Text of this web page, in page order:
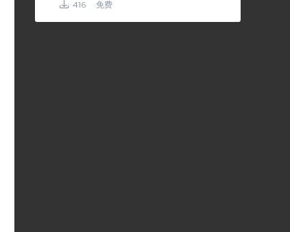
416 免费